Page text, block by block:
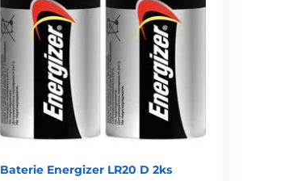
Baterie Energizer LR20 D 2ks